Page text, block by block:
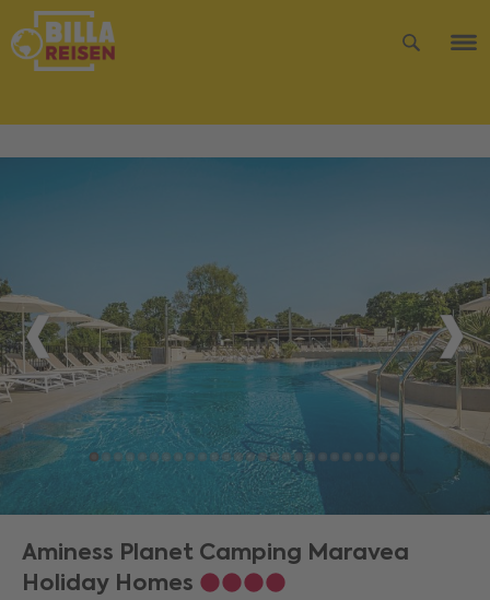
Aminess Planet Camping Maravea
Holiday Homes